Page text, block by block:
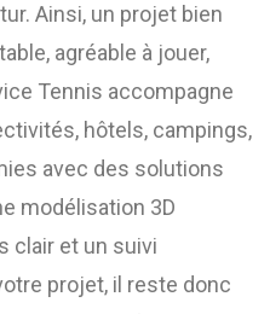
Ainsi, un projet bien
agréable à jouer,
Tennis accompagne
hôtels, campings,
avec des solutions
modélisation 3D
clair et un suivi
projet, il reste donc